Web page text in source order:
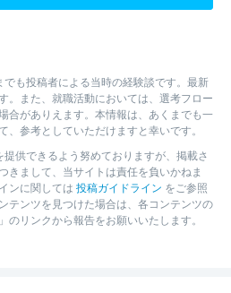
も投稿者による当時の経験談です。最新
。また、就職活動においては、選考フロー
合がありえます。本情報は、あくまでも一
参考としていただけますと幸いです。
供できるよう努めておりますが、掲載さ
きまして、当サイトは責任を負いかねま
ンに関しては 投稿ガイドライン をご参照
テンツを見つけた場合は、各コンテンツの
のリンクから報告をお願いいたします。